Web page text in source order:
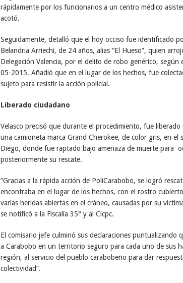
rápidamente por los funcionarios a un centro médico
acotó.
Seguidamente, detalló que el hoy occiso fue identificado
Belandria Arriechi, de 24 años, alias “El Hueso”, quien
Delegación Valencia, por el delito de robo genérico,
05-2015. Añadió que en el lugar de los hechos, fue
sujeto para resistir la acción policial.
Liberado ciudadano
Velasco precisó que durante el procedimiento, fue
una camioneta marca Grand Cherokee, de color gris, en el
Diego, donde fue raptado bajo amenaza de muerte para
posteriormente su rescate.
“Gracias a la rápida acción de PoliCarabobo, se logró
encontraba en el lugar de los hechos, con el rostro
varias heridas abiertas en el cráneo, causadas por su
se notificó a la Fiscalía 35° y al Cicpc.
El comisario jefe culminó sus declaraciones puntualizando
a Carabobo en un territorio seguro para cada uno de sus
región, al servicio del pueblo carabobeño para dar
colectividad”.